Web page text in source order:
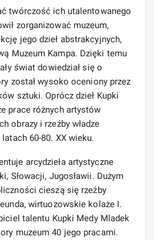
twórczość ich utalentowanego
zorganizować muzeum,
jego dzieł abstrakcyjnych,
Muzeum Kampa. Dzięki temu
świat dowiedział się o
został wysoko oceniony przez
sztuki. Oprócz dzieł Kupki
prace różnych artystów
obrazy i rzeźby władze
60-80. XX wieku.
arcydzieła artystyczne
Słowacji, Jugosławii. Dużym
cieszą się rzeźby
wirtuozowskie kolaże I.
talentu Kupki Medy Mladek
muzeum 40 jego pracami.